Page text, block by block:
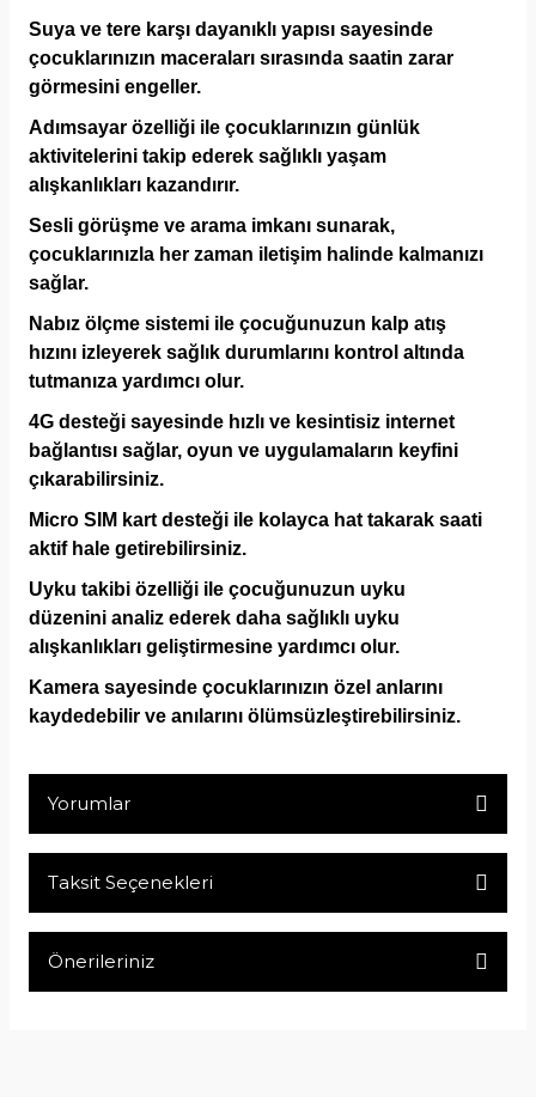
Suya ve tere karşı dayanıklı yapısı sayesinde
çocuklarınızın maceraları sırasında saatin zarar
görmesini engeller.
Adımsayar özelliği ile çocuklarınızın günlük
aktivitelerini takip ederek sağlıklı yaşam
alışkanlıkları kazandırır.
Sesli görüşme ve arama imkanı sunarak,
çocuklarınızla her zaman iletişim halinde kalmanızı
sağlar.
Nabız ölçme sistemi ile çocuğunuzun kalp atış
hızını izleyerek sağlık durumlarını kontrol altında
tutmanıza yardımcı olur.
4G desteği sayesinde hızlı ve kesintisiz internet
bağlantısı sağlar, oyun ve uygulamaların keyfini
çıkarabilirsiniz.
Micro SIM kart desteği ile kolayca hat takarak saati
aktif hale getirebilirsiniz.
Uyku takibi özelliği ile çocuğunuzun uyku
düzenini analiz ederek daha sağlıklı uyku
alışkanlıkları geliştirmesine yardımcı olur.
Kamera sayesinde çocuklarınızın özel anlarını
kaydedebilir ve anılarını ölümsüzleştirebilirsiniz.
Yorumlar
Taksit Seçenekleri
Önerileriniz